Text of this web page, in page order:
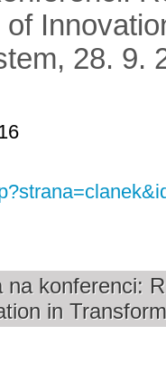
28. 9.
na konferenci:
in